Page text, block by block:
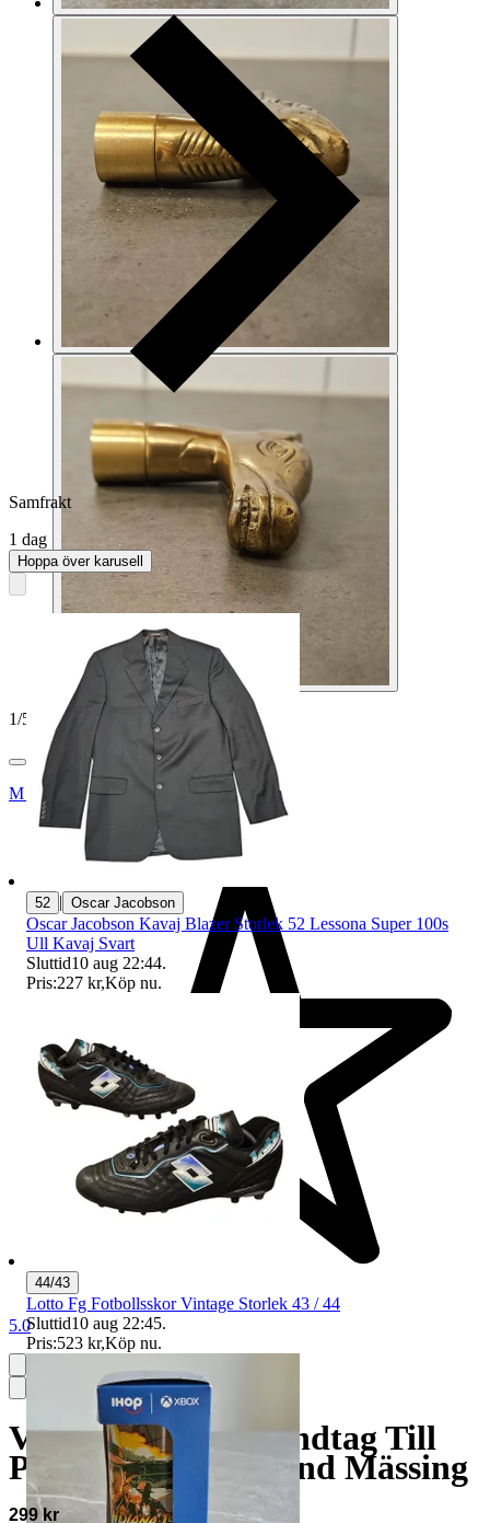
1/5
Mareld018
5.0
Vintage Knopp Handtag Till
Promenadkäpp Hund Mässing
299 kr
Samfrakt
1 dag
Hoppa över karusell
52 | Oscar Jacobson
Oscar Jacobson Kavaj Blazer Storlek 52 Lessona Super 100s
Ull Kavaj Svart
Sluttid10 aug 22:44.
Pris:227 kr,Köp nu.
44/43
Lotto Fg Fotbollsskor Vintage Storlek 43 / 44
Sluttid10 aug 22:45.
Pris:523 kr,Köp nu.